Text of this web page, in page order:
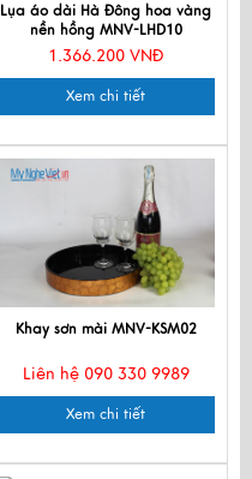
Lụa áo dài Hà Đông hoa vàng
nền hồng MNV-LHD10
1.366.200 VNĐ
Xem chi tiết
Khay sơn mài MNV-KSM02
Liên hệ 090 330 9989
Xem chi tiết